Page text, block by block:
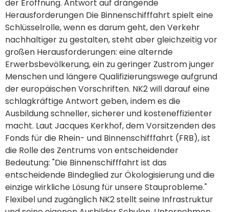
der Eröffnung. Antwort auf drängende
Herausforderungen Die Binnenschifffahrt spielt eine
Schlüsselrolle, wenn es darum geht, den Verkehr
nachhaltiger zu gestalten, steht aber gleichzeitig vor
großen Herausforderungen: eine alternde
Erwerbsbevölkerung, ein zu geringer Zustrom junger
Menschen und längere Qualifizierungswege aufgrund
der europäischen Vorschriften. NK2 will darauf eine
schlagkräftige Antwort geben, indem es die
Ausbildung schneller, sicherer und kosteneffizienter
macht. Laut Jacques Kerkhof, dem Vorsitzenden des
Fonds für die Rhein- und Binnenschifffahrt (FRB), ist
die Rolle des Zentrums von entscheidender
Bedeutung: "Die Binnenschifffahrt ist das
entscheidende Bindeglied zur Ökologisierung und die
einzige wirkliche Lösung für unsere Stauprobleme."
Flexibel und zugänglich NK2 stellt seine Infrastruktur